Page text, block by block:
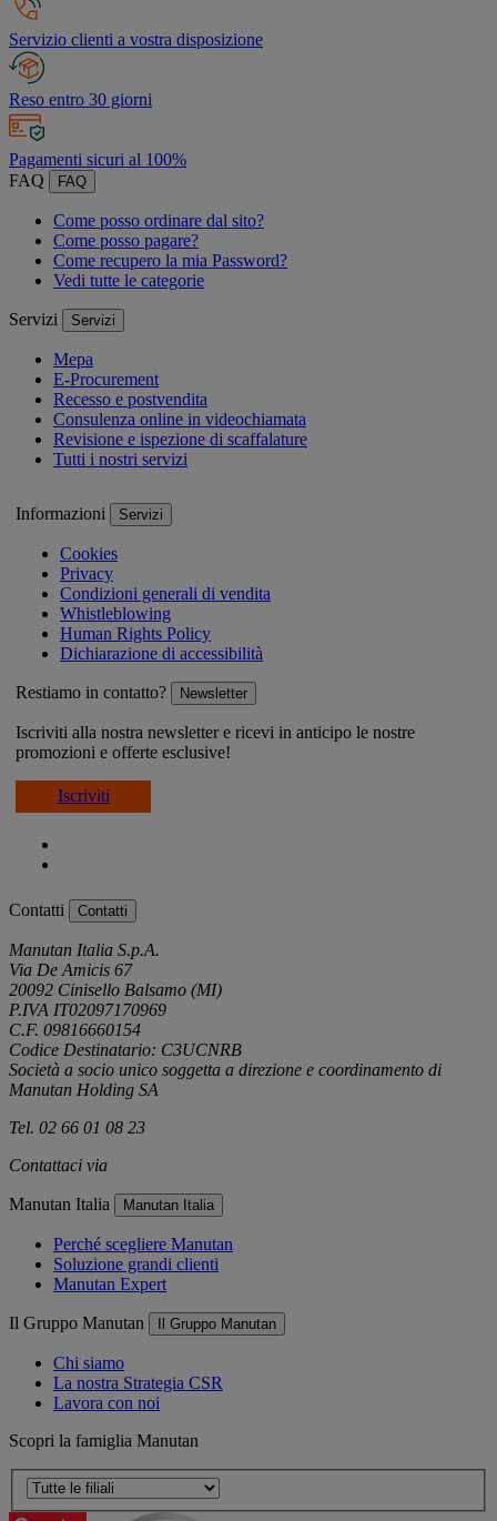
Servizio clienti a vostra disposizione
Reso entro 30 giorni
Pagamenti sicuri al 100%
FAQ
FAQ
Come posso ordinare dal sito?
Come posso pagare?
Come recupero la mia Password?
Vedi tutte le categorie
Servizi Servizi
Mepa
E-Procurement
Recesso e postvendita
Consulenza online in videochiamata
Revisione e ispezione di scaffalature
Tutti i nostri servizi
Informazioni Servizi
Cookies
Privacy
Condizioni generali di vendita
Whistleblowing
Human Rights Policy
Dichiarazione di accessibilità
Restiamo in contatto? Newsletter
Iscriviti alla nostra newsletter e ricevi in anticipo le nostre
promozioni e offerte esclusive!
Iscriviti
Contatti Contatti
Manutan Italia S.p.A.
Via De Amicis 67
20092 Cinisello Balsamo (MI)
P.IVA IT02097170969
C.F. 09816660154
Codice Destinatario: C3UCNRB
Società a socio unico soggetta a direzione e coordinamento di
Manutan Holding SA
Tel. 02 66 01 08 23
Contattaci via
Manutan Italia Manutan Italia
Perché scegliere Manutan
Soluzione grandi clienti
Manutan Expert
Il Gruppo Manutan Il Gruppo Manutan
Chi siamo
La nostra Strategia CSR
Lavora con noi
Scopri la famiglia Manutan